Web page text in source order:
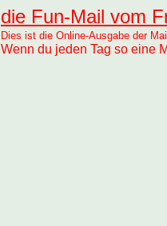
die Fun-Mail vom
Dies ist die Online-Ausgabe der
Wenn du jeden Tag so eine